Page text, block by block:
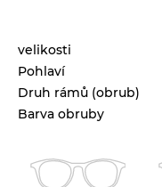
velikosti
Pohlaví
Druh rámů (obrub)
Barva obruby